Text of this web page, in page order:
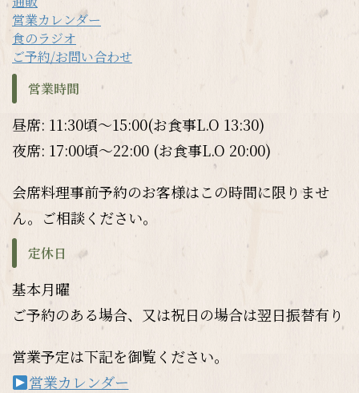
営業カレンダー
食のラジオ
ご予約/お問い合わせ
営業時間
昼席: 11:30頃～15:00(お食事L.O 13:30)
夜席: 17:00頃～22:00 (お食事L.O 20:00)
会席料理事前予約のお客様はこの時間に限りませ
ん。ご相談ください。
定休日
基本月曜
ご予約のある場合、又は祝日の場合は翌日振替有り
営業予定は下記を御覧ください。
営業カレンダー